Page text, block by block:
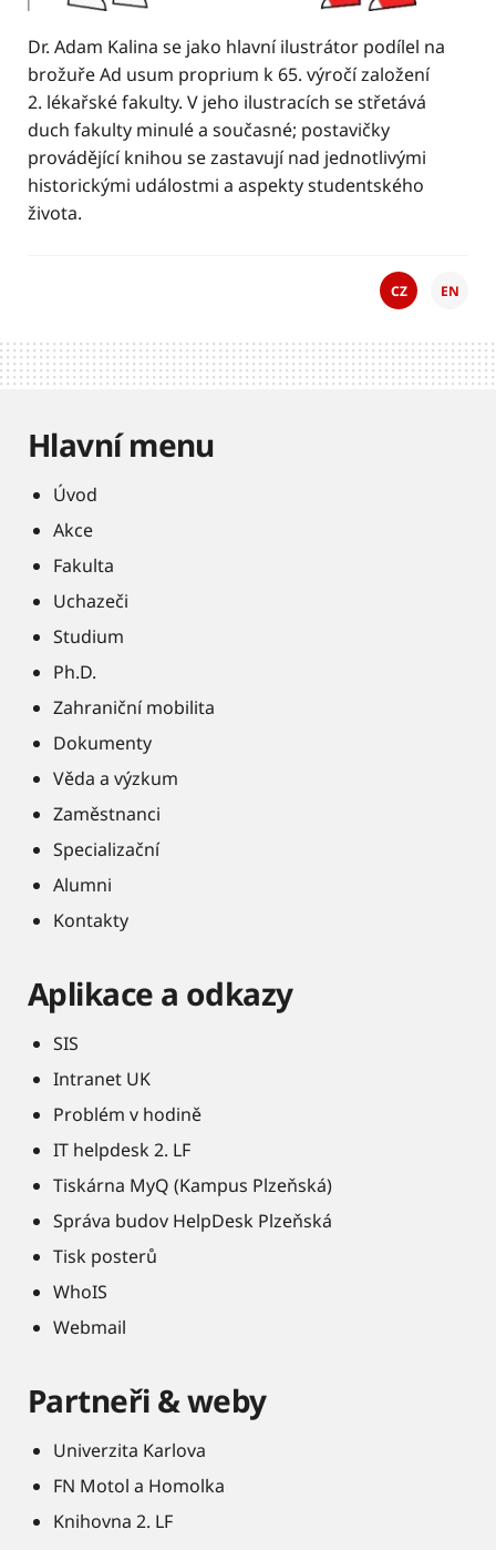
Dr. Adam Kalina se jako hlavní ilustrátor podílel na
brožuře Ad usum proprium k 65. výročí založení
2. lékařské fakulty. V jeho ilustracích se střetává
duch fakulty minulé a současné; postavičky
provádějící knihou se zastavují nad jednotlivými
historickými událostmi a aspekty studentského
života.
CZ EN
Hlavní menu
Úvod
Akce
Fakulta
Uchazeči
Studium
Ph.D.
Zahraniční mobilita
Dokumenty
Věda a výzkum
Zaměstnanci
Specializační
Alumni
Kontakty
Aplikace a odkazy
SIS
Intranet UK
Problém v hodině
IT helpdesk 2. LF
Tiskárna MyQ (Kampus Plzeňská)
Správa budov HelpDesk Plzeňská
Tisk posterů
WhoIS
Webmail
Partneři & weby
Univerzita Karlova
FN Motol a Homolka
Knihovna 2. LF